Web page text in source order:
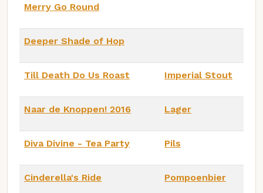
Merry Go Round
Deeper Shade of Hop
Till Death Do Us Roast Imperial Stout
Naar de Knoppen! 2016 Lager
Diva Divine - Tea Party Pils
Cinderella's Ride Pompoenbier